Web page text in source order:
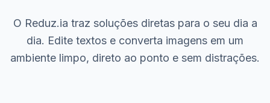
O Reduz.ia traz soluções diretas para o seu dia a
dia. Edite textos e converta imagens em um
ambiente limpo, direto ao ponto e sem distrações.